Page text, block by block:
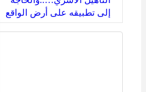
إلى تطبيقه على أرض الواقع